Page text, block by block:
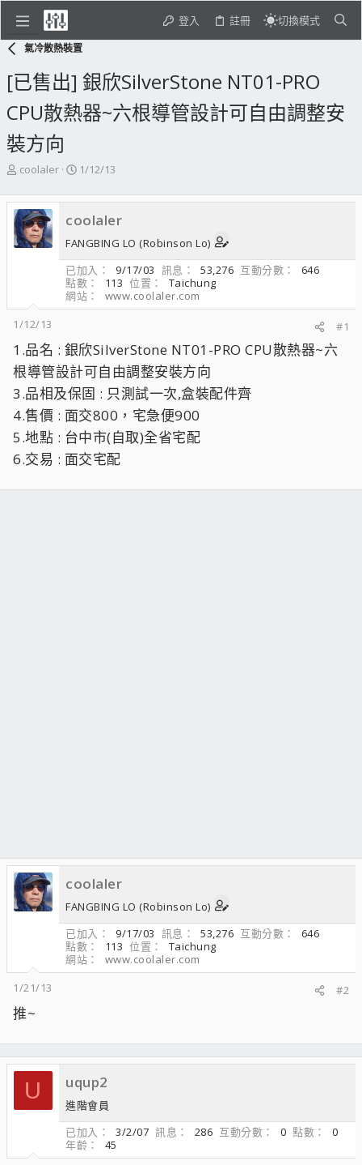
登入 註冊 切換模式
氣冷散熱裝置
[已售出] 銀欣SilverStone NT01-PRO
CPU散熱器~六根導管設計可自由調整安
裝方向
主
發
起
人
coolaler
開
日
期
1/12/13
coolaler
FANGBING LO (Robinson Lo)
已加入
9/17/03 訊息 53,276 互動分數
646
點數
113 位置
Taichung
網站
www.coolaler.com
1/12/13
#1
1.品名 : 銀欣SilverStone NT01-PRO CPU散熱器~六
根導管設計可自由調整安裝方向
3.品相及保固 : 只測試一次,盒裝配件齊
4.售價 : 面交800，宅急便900
5.地點 : 台中市(自取)全省宅配
6.交易 : 面交宅配
coolaler
FANGBING LO (Robinson Lo)
已加入
9/17/03 訊息 53,276 互動分數
646
點數
113 位置
Taichung
網站
www.coolaler.com
1/21/13
#2
推~
U uqup2
進階會員
已加入
3/2/07 訊息 286 互動分數 0 點數
0
年齡
45